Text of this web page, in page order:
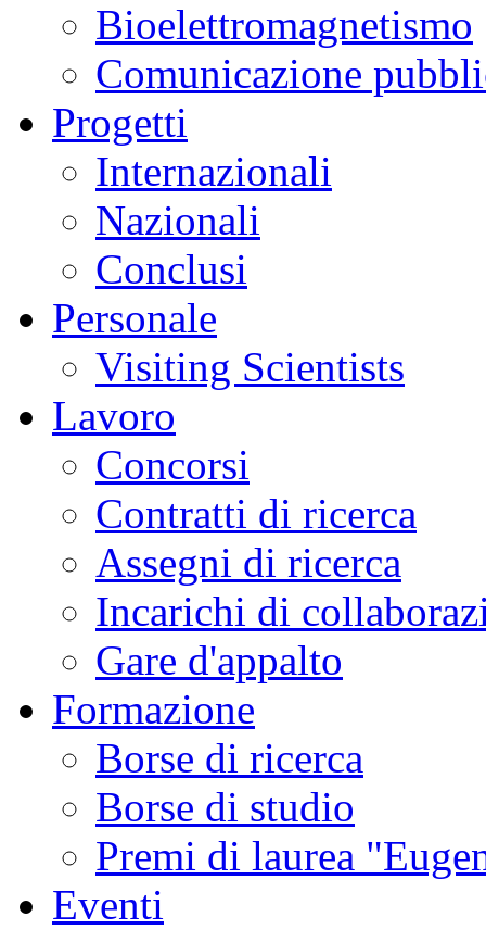
Bioelettromagnetismo
Comunicazione
Progetti
Internazionali
Nazionali
Conclusi
Personale
Visiting Scientists
Lavoro
Concorsi
Contratti di ricerca
Assegni di ricerca
Incarichi di
Gare d'appalto
Formazione
Borse di ricerca
Borse di studio
Premi di laurea
Eventi